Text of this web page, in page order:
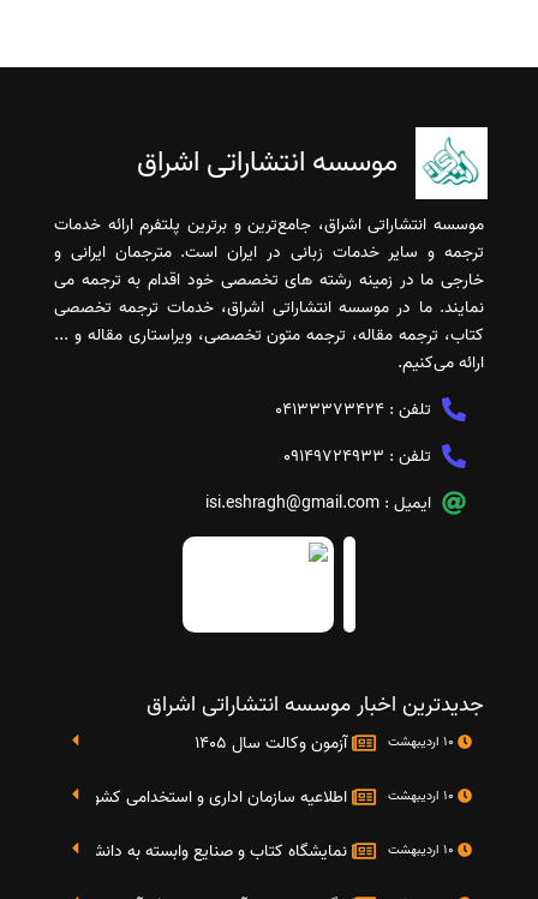
موسسه انتشاراتی اشراق
موسسه انتشاراتی اشراق، جامع‌ترین و برترین پلتفرم ارائه خدمات
ترجمه و سایر خدمات زبانی در ایران است. مترجمان ایرانی و
خارجی ما در زمینه رشته های تخصصی خود اقدام به ترجمه می
نمایند. ما در موسسه انتشاراتی اشراق، خدمات ترجمه تخصصی
کتاب، ترجمه مقاله، ترجمه متون تخصصی، ویراستاری مقاله و ...
ارائه می‌کنیم.
تلفن : 04133373424
تلفن : 09149724933
ایمیل : isi.eshragh@gmail.com
جدیدترین اخبار موسسه انتشاراتی اشراق
آزمون وکالت سال 1405
اطلاعیه سازمان اداری و استخدامی کشور در خصوص
نمایشگاه کتاب و صنایع وابسته به دانشگاه صنعتی شریف 4 الی 8 مهر